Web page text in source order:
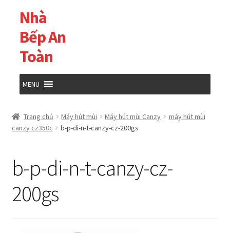
Đi
đến
Điều
hướng
Chuyển
đến
nội
dung
Nhà
Bếp An
Toàn
MENU
Cửa hàng
Giỏ hàng
Tài khoản của tôi
Trang chủ Máy hút mùi Máy hút mùi Canzy
máy hút mùi
canzy cz350c
b-p-di-n-t-canzy-cz-200gs
b-p-di-n-t-canzy-cz-
200gs